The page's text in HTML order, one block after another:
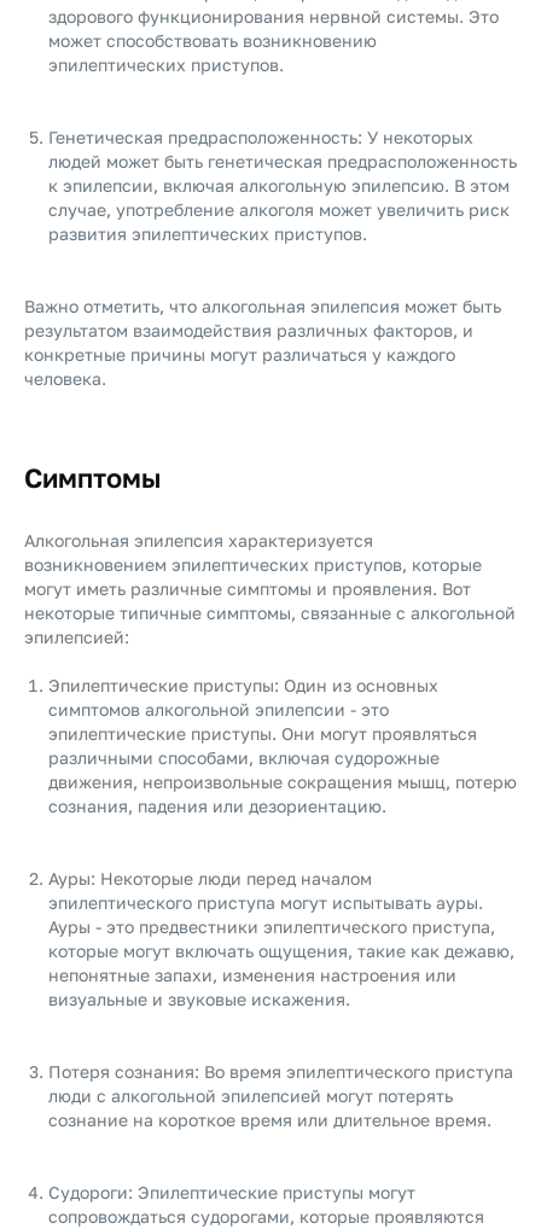
здорового функционирования нервной системы. Это
может способствовать возникновению
эпилептических приступов.
Генетическая предрасположенность: У некоторых
людей может быть генетическая предрасположенность
к эпилепсии, включая алкогольную эпилепсию. В этом
случае, употребление алкоголя может увеличить риск
развития эпилептических приступов.
Важно отметить, что алкогольная эпилепсия может быть
результатом взаимодействия различных факторов, и
конкретные причины могут различаться у каждого
человека.
Симптомы
Алкогольная эпилепсия характеризуется
возникновением эпилептических приступов, которые
могут иметь различные симптомы и проявления. Вот
некоторые типичные симптомы, связанные с алкогольной
эпилепсией:
Эпилептические приступы: Один из основных
симптомов алкогольной эпилепсии - это
эпилептические приступы. Они могут проявляться
различными способами, включая судорожные
движения, непроизвольные сокращения мышц, потерю
сознания, падения или дезориентацию.
Ауры: Некоторые люди перед началом
эпилептического приступа могут испытывать ауры.
Ауры - это предвестники эпилептического приступа,
которые могут включать ощущения, такие как дежавю,
непонятные запахи, изменения настроения или
визуальные и звуковые искажения.
Потеря сознания: Во время эпилептического приступа
люди с алкогольной эпилепсией могут потерять
сознание на короткое время или длительное время.
Судороги: Эпилептические приступы могут
сопровождаться судорогами, которые проявляются